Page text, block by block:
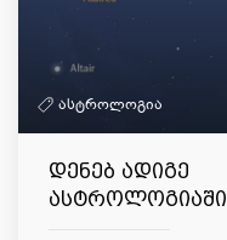
ასტროლოგია
დენებ ადიგე
ასტროლოგიაში